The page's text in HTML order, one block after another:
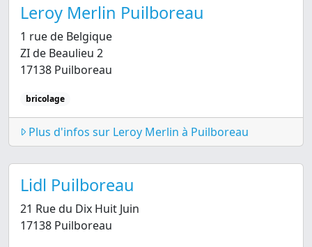
Leroy Merlin Puilboreau
1 rue de Belgique
ZI de Beaulieu 2
17138 Puilboreau
bricolage
Plus d'infos sur Leroy Merlin à Puilboreau
Lidl Puilboreau
21 Rue du Dix Huit Juin
17138 Puilboreau